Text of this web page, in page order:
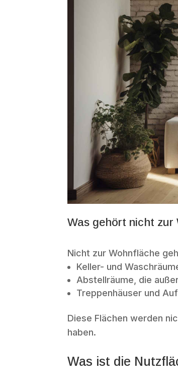
Was gehört nicht zur
Nicht zur Wohnfläche
Keller- und
Abstellräume, die
Treppenhäuser und
Diese Flächen werden
haben.
Was ist die